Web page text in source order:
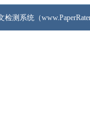
检测系统（